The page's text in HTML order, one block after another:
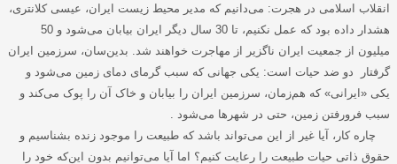
انقلاب اسلامی در هجرت: می‌دانیم که مدیر محیط زیست ایران، عیسی کلانتری،
هشدار داده بود که عمل نکنیم، تا 30 سال دیگر ایران بیابان می‌شود و 50
میلیون از جمعیت ایران ناگزیر از مهاجرت خواهند شد. بدین‌سان، سرزمین ایران
گرفتار دو ضد حیات است: یکی جهانی که سبب گرمای دمای زمین می‌شود و
یکی «ایرانی» که هم‌زمان، سرزمین ایران را بیابان و خاک آن را پوک می‌کند و
سبب فرورفتن زمین، حتی در شهرها می‌شود
چاره کار، آیا غیر از این‌ می‌تواند باشد که طبیعت را موجود زنده بشناسیم و
حقوق ذاتی حیات طبیعت را رعایت کنیم؟ اما آیا می‌توانیم بدون این‌که خود را